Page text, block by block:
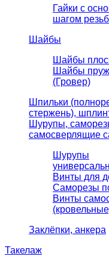
Гайки с
шагом
Шайбы
Шайбы
Шайбы
(Гровер)
Шпильки
стержень),
Шурупы,
самосверлящие
Шурупы
Винты для
Саморезы
Винты
Заклёпки, анкера
Такелаж